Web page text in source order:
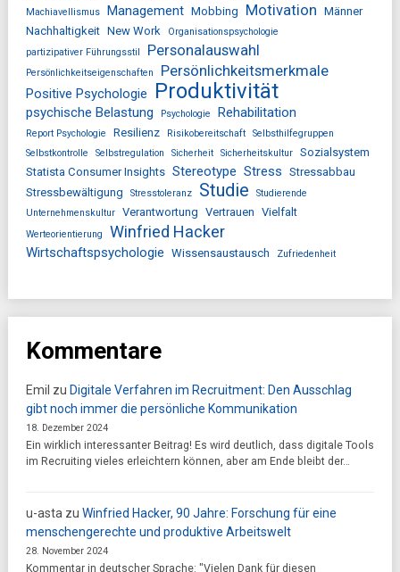
Machiavellismus Management Mobbing Motivation Männer
Nachhaltigkeit New Work
Organisationspsychologie
partizipativer Führungsstil
Personalauswahl
Persönlichkeitseigenschaften Persönlichkeitsmerkmale
Positive Psychologie Produktivität
psychische Belastung Psychologie Rehabilitation
Report Psychologie Resilienz Risikobereitschaft
Selbsthilfegruppen
Selbstkontrolle
Selbstregulation Sicherheit Sicherheitskultur
Sozialsystem
Statista Consumer Insights Stereotype Stress Stressabbau
Stressbewältigung
Stresstoleranz Studie
Studierende
Unternehmenskultur
Verantwortung Vertrauen Vielfalt
Werteorientierung Winfried Hacker
Wirtschaftspsychologie Wissensaustausch Zufriedenheit
Kommentare
Emil zu Digitale Verfahren im Recruitment: Den Ausschlag
gibt noch immer die persönliche Kommunikation
18. Dezember 2024
Ein wirklich interessanter Beitrag! Es wird deutlich, dass digitale Tools
im Recruiting vieles erleichtern können, aber am Ende bleibt der…
u-asta zu Winfried Hacker, 90 Jahre: Forschung für eine
menschengerechte und produktive Arbeitswelt
28. November 2024
Kommentar in deutscher Sprache: "Vielen Dank für diesen